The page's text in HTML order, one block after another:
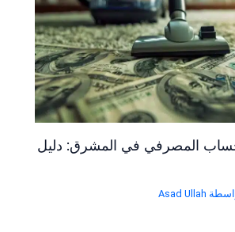
المصرفي في المشرق: دليل
Asad Ullah